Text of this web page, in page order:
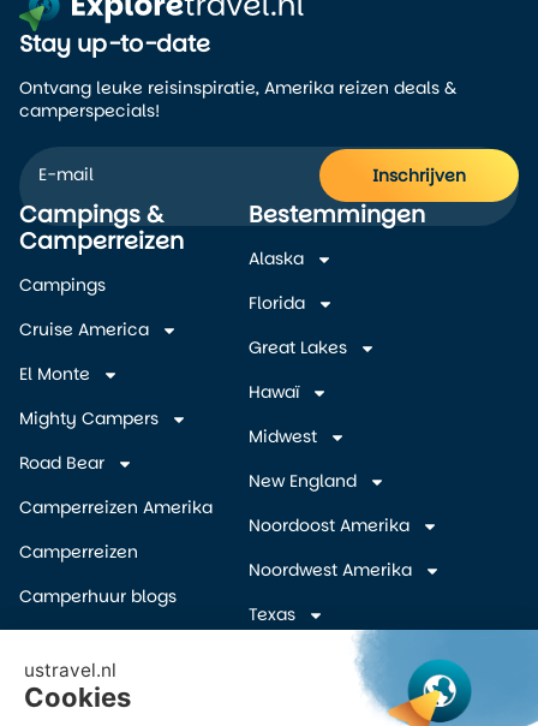
Campings &
Camperreizen
Campings
Cruise America
El Monte
Mighty Campers
Road Bear
Camperreizen Amerika
Camperreizen
Camperhuur blogs
Inschrijven Amerika
camper deals
Bestemmingen
Alaska
Florida
Great Lakes
Hawaï
Midwest
New England
Noordoost Amerika
Noordwest Amerika
Texas
Zuidelijke Staten
Stay up-to-date
Ontvang leuke reisinspiratie, Amerika reizen deals &
camperspecials!
Inschrijven
Alternative: